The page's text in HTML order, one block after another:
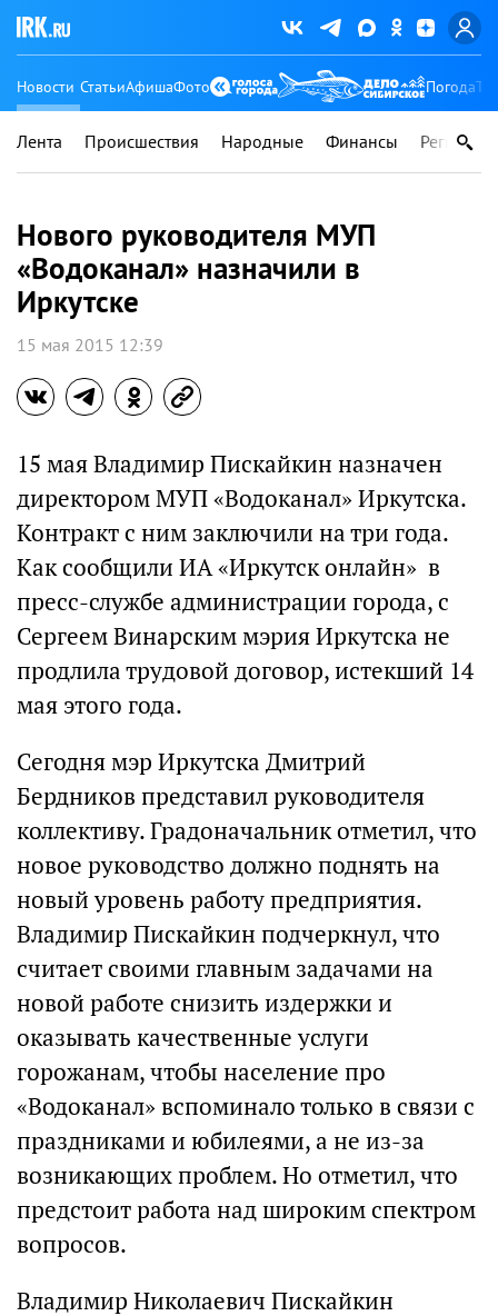
Новости СтатьиАфишаФото Погода
Лента Происшествия Народные Финансы Регионы
Нового руководителя МУП
«Водоканал» назначили в
Иркутске
15 мая 2015 12:39
15 мая Владимир Пискайкин назначен
директором МУП «Водоканал» Иркутска.
Контракт с ним заключили на три года.
Как сообщили ИА «Иркутск онлайн» в
пресс-службе администрации города, с
Сергеем Винарским мэрия Иркутска не
продлила трудовой договор, истекший 14
мая этого года.
Сегодня мэр Иркутска Дмитрий
Бердников представил руководителя
коллективу. Градоначальник отметил, что
новое руководство должно поднять на
новый уровень работу предприятия.
Владимир Пискайкин подчеркнул, что
считает своими главным задачами на
новой работе снизить издержки и
оказывать качественные услуги
горожанам, чтобы население про
«Водоканал» вспоминало только в связи с
праздниками и юбилеями, а не из-за
возникающих проблем. Но отметил, что
предстоит работа над широким спектром
вопросов.
Владимир Николаевич Пискайкин